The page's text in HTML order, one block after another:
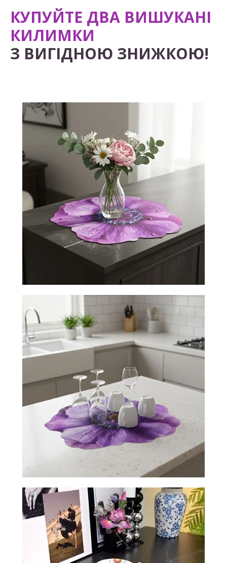
КУПУЙТЕ ДВА ВИШУКАНІ
КИЛИМКИ
З ВИГІДНОЮ ЗНИЖКОЮ!